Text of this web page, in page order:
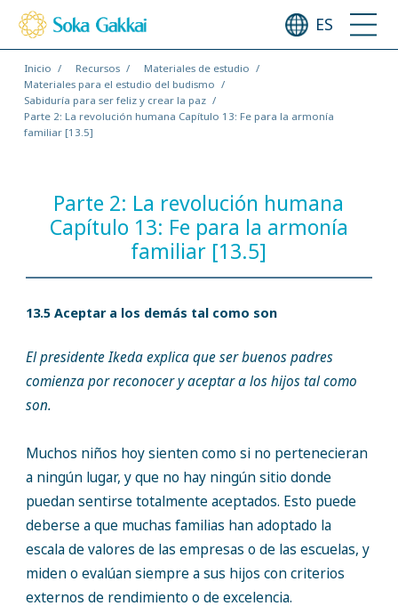
ES
Inicio Recursos
Materiales de estudio
Materiales para el estudio del budismo
Sabiduría para ser feliz y crear la paz
Parte 2: La revolución humana Capítulo 13: Fe para la armonía
familiar [13.5]
Parte 2: La revolución humana
Capítulo 13: Fe para la armonía
familiar [13.5]
13.5 Aceptar a los demás tal como son
El presidente Ikeda explica que ser buenos padres
comienza por reconocer y aceptar a los hijos tal como
son.
Muchos niños hoy sienten como si no pertenecieran
a ningún lugar, y que no hay ningún sitio donde
puedan sentirse totalmente aceptados. Esto puede
deberse a que muchas familias han adoptado la
escala de valores de las empresas o de las escuelas, y
miden o evalúan siempre a sus hijos con criterios
externos de rendimiento o de excelencia.